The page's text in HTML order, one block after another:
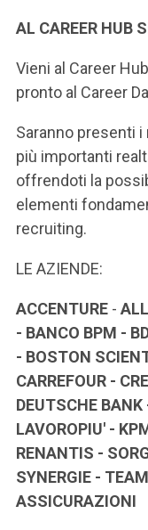
ACCEDI A
AL CAREER HUB
Vieni al Career
pronto al Career
Saranno presenti
più importanti
offrendoti la
elementi
recruiting.
LE AZIENDE:
ACCENTURE -
- BANCO BPM -
- BOSTON
CARREFOUR -
DEUTSCHE
LAVOROPIU' -
RENANTIS -
SYNERGIE -
ASSICURAZIONI